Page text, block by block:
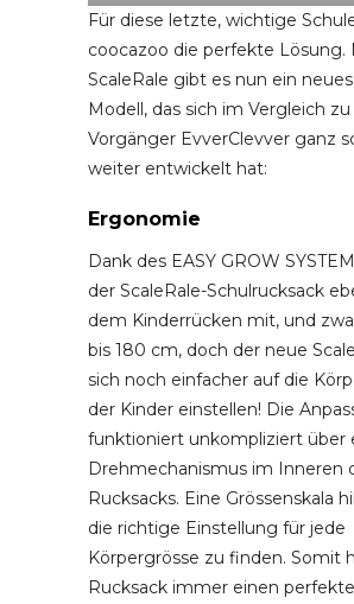
Für diese letzte, wichtige
coocazoo die perfekte Lösung.
ScaleRale gibt es nun ein
Modell, das sich im Vergleich
Vorgänger EvverClevver ganz
weiter entwickelt hat:
Ergonomie
Dank des EASY GROW
der ScaleRale-Schulrucksack
dem Kinderrücken mit, und
bis 180 cm, doch der neue
sich noch einfacher auf die
der Kinder einstellen! Die
funktioniert unkompliziert über
Drehmechanismus im Inneren
Rucksacks. Eine Grössenskala
die richtige Einstellung für jede
Körpergrösse zu finden. Somit
Rucksack immer einen